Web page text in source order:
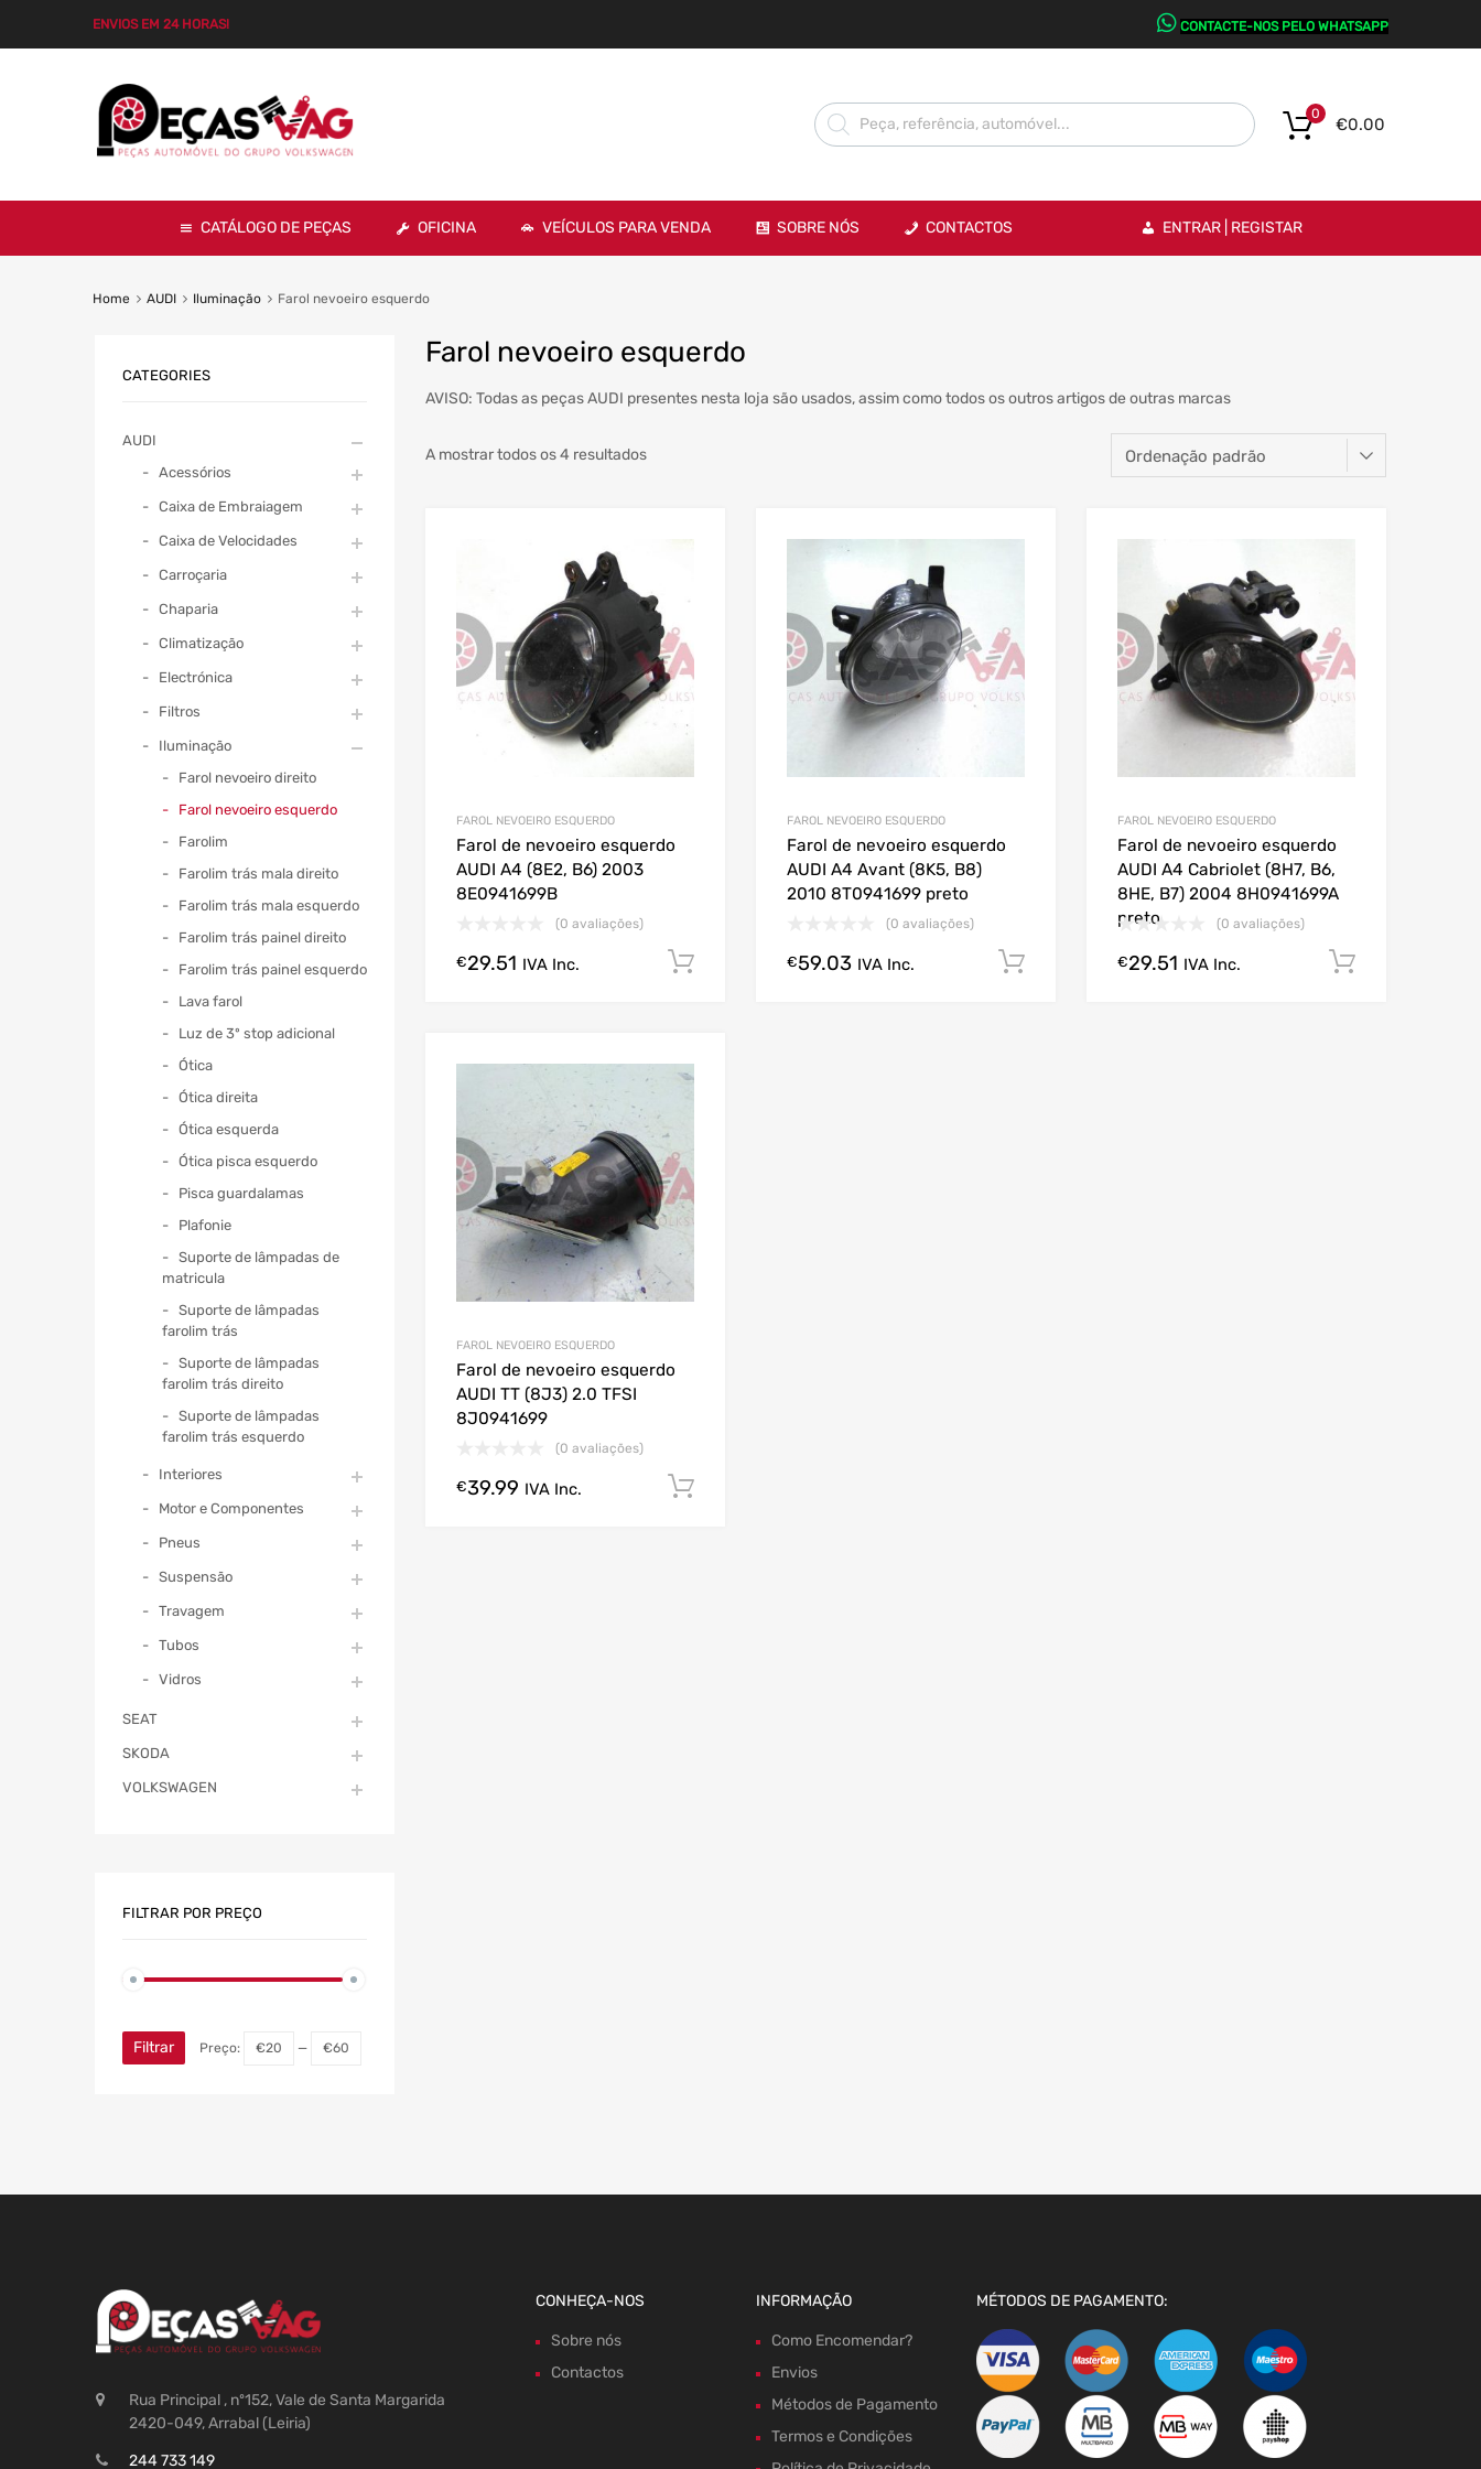
ENVIOS EM 24 HORAS! CONTACTE-NOS PELO WHATSAPP
€0.00
0
CATÁLOGO DE PEÇAS OFICINA VEÍCULOS PARA VENDA SOBRE NÓS CONTACTOS ENTRAR | REGISTAR
Home AUDI Iluminação Farol nevoeiro esquerdo
Farol nevoeiro esquerdo
AVISO: Todas as peças AUDI presentes nesta loja são usados, assim como todos os outros artigos de outras marcas
A mostrar todos os 4 resultados
FAROL NEVOEIRO ESQUERDO
Farol de nevoeiro esquerdo
AUDI A4 (8E2, B6) 2003
8E0941699B
(0 avaliações)
€29.51 IVA Inc. Comprar Agora!
FAROL NEVOEIRO ESQUERDO
Farol de nevoeiro esquerdo
AUDI A4 Avant (8K5, B8)
2010 8T0941699 preto
(0 avaliações)
€59.03 IVA Inc. Comprar Agora!
FAROL NEVOEIRO ESQUERDO
Farol de nevoeiro esquerdo
AUDI A4 Cabriolet (8H7, B6,
8HE, B7) 2004 8H0941699A
preto
(0 avaliações)
€29.51 IVA Inc.
FAROL NEVOEIRO ESQUERDO
Farol de nevoeiro esquerdo
AUDI TT (8J3) 2.0 TFSI
8J0941699
(0 avaliações)
€39.99 IVA Inc.
CATEGORIES
AUDI
Acessórios
Caixa de Embraiagem
Caixa de Velocidades
Carroçaria
Chaparia
Climatização
Electrónica
Filtros
Iluminação
Farol nevoeiro direito
Farol nevoeiro esquerdo
Farolim
Farolim trás mala direito
Farolim trás mala esquerdo
Farolim trás painel direito
Farolim trás painel esquerdo
Lava farol
Luz de 3º stop adicional
Ótica
Ótica direita
Ótica esquerda
Ótica pisca esquerdo
Pisca guardalamas
Plafonie
Suporte de lâmpadas de
matricula
Suporte de lâmpadas
farolim trás
Suporte de lâmpadas
farolim trás direito
Suporte de lâmpadas
farolim trás esquerdo
Interiores
Motor e Componentes
Pneus
Suspensão
Travagem
Tubos
Vidros
SEAT
SKODA
VOLKSWAGEN
FILTRAR POR PREÇO
Filtrar Preço: €20 — €60
Rua Principal , nº152, Vale de Santa Margarida
2420-049, Arrabal (Leiria)
244 733 149
CONHEÇA-NOS
Sobre nós
Contactos
INFORMAÇÃO
Como Encomendar?
Envios
Métodos de Pagamento
Termos e Condições
MÉTODOS DE PAGAMENTO: